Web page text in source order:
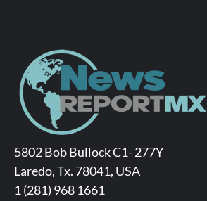
5802 Bob Bullock C1- 277Y
Laredo, Tx. 78041, USA
1 (281) 968 1661